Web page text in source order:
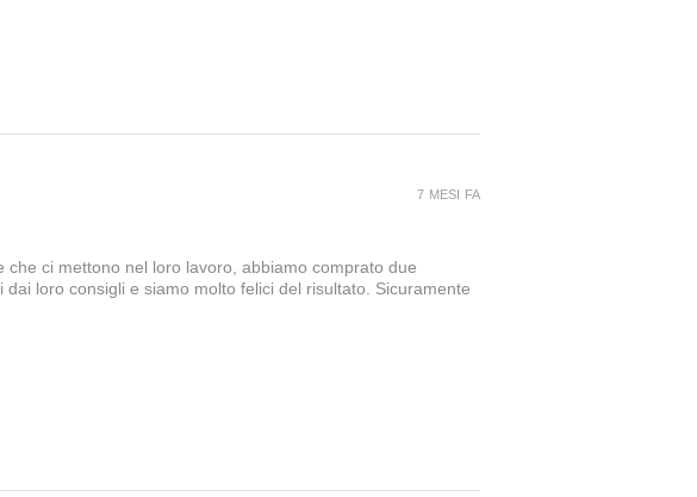
ci mettono nel loro lavoro, abbiamo comprato due
loro consigli e siamo molto felici del risultato. Sicuramente
7 MESI FA